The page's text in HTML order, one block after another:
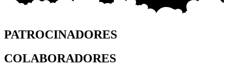
PATROCINADORES
COLABORADORES